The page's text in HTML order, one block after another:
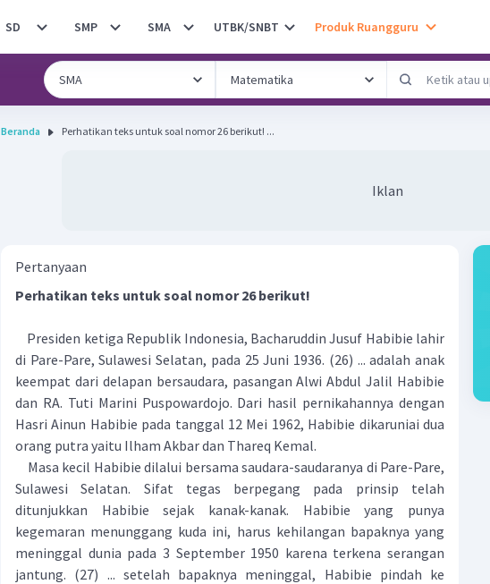
SD SMP SMA UTBK/SNBT Produk Ruangguru
Beranda Perhatikan teks untuk soal nomor 26 berikut! ...
Iklan
Pertanyaan
Perhatikan teks untuk soal nomor 26 berikut!
Presiden ketiga Republik Indonesia, Bacharuddin Jusuf Habibie lahir
di Pare-Pare, Sulawesi Selatan, pada 25 Juni 1936. (26) ... adalah anak
keempat dari delapan bersaudara, pasangan Alwi Abdul Jalil Habibie
dan RA. Tuti Marini Puspowardojo. Dari hasil pernikahannya dengan
Hasri Ainun Habibie pada tanggal 12 Mei 1962, Habibie dikaruniai dua
orang putra yaitu Ilham Akbar dan Thareq Kemal.
Masa kecil Habibie dilalui bersama saudara-saudaranya di Pare-Pare,
Sulawesi Selatan. Sifat tegas berpegang pada prinsip telah
ditunjukkan Habibie sejak kanak-kanak. Habibie yang punya
kegemaran menunggang kuda ini, harus kehilangan bapaknya yang
meninggal dunia pada 3 September 1950 karena terkena serangan
jantung. (27) ... setelah bapaknya meninggal, Habibie pindah ke